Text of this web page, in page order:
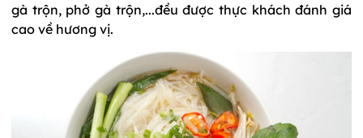
gà trộn, phở gà trộn,...đều được thực khách đánh giá
cao về hương vị.